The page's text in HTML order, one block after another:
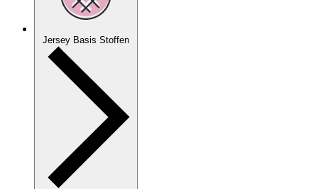
Jersey Basis Stoffen